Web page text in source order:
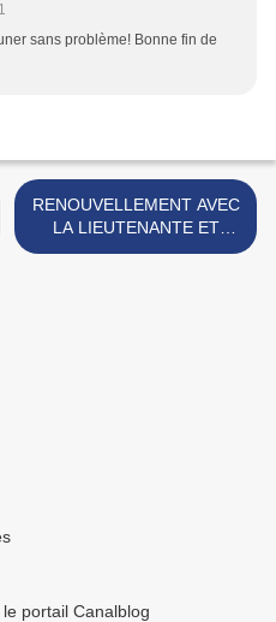
sans problème! Bonne fin de
RENOUVELLEMENT AVEC
LA LIEUTENANTE ET
PEUREUX-MASSENEZ >
portail Canalblog